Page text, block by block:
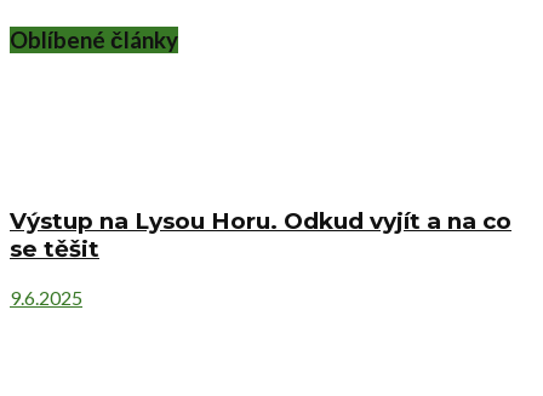
Oblíbené články
Výstup na Lysou Horu. Odkud vyjít a na co
se těšit
9.6.2025